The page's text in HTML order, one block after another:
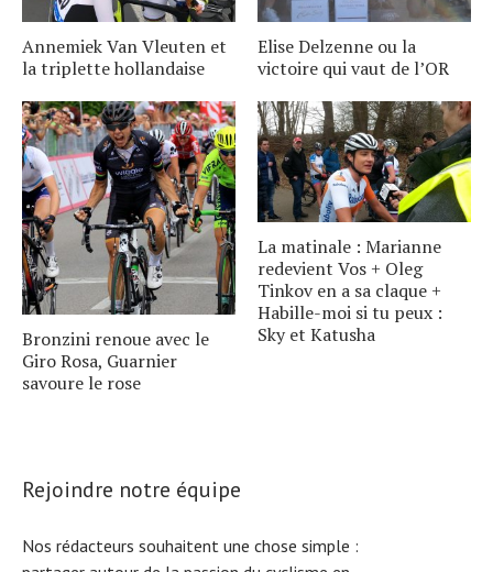
Annemiek Van Vleuten et
la triplette hollandaise
Elise Delzenne ou la
victoire qui vaut de l’OR
Bronzini renoue avec le
Giro Rosa, Guarnier
savoure le rose
La matinale : Marianne
redevient Vos + Oleg
Tinkov en a sa claque +
Habille-moi si tu peux :
Sky et Katusha
Rejoindre notre équipe
Nos rédacteurs souhaitent une chose simple :